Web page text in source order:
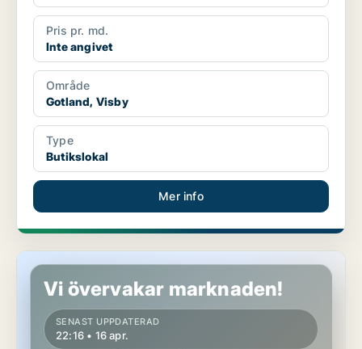
Pris pr. md.
Inte angivet
Område
Gotland, Visby
Type
Butikslokal
Mer info
Butikslokal i Gotland, Hemse
Vi övervakar marknaden!
SENAST UPPDATERAD
22:16 • 16 apr.